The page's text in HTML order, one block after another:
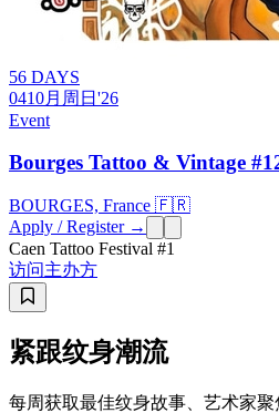
56 DAYS
0410月 周日 '26
Event
Bourges Tattoo & Vintage
BOURGES, France 🇫🇷
Apply / Register →
Caen Tattoo Festival #1
访问主办方
紧跟纹身潮流
每周获取最佳纹身故事、艺术家聚